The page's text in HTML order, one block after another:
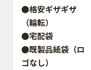
●格安ギザギザ
（輪転）
●宅配袋
●既製品紙袋（ロ
ゴなし）